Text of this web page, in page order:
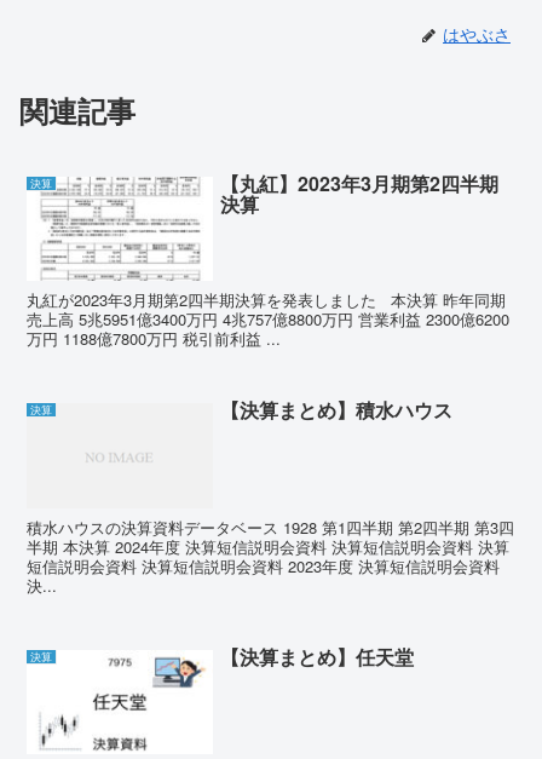
はやぶさ
関連記事
決算 【丸紅】2023年3月期第2四半期
決算
丸紅が2023年3月期第2四半期決算を発表しました 本決算 昨年同期
売上高 5兆5951億3400万円 4兆757億8800万円 営業利益 2300億6200
万円 1188億7800万円 税引前利益 ...
決算 【決算まとめ】積水ハウス
積水ハウスの決算資料データベース 1928 第1四半期 第2四半期 第3四
半期 本決算 2024年度 決算短信説明会資料 決算短信説明会資料 決算
短信説明会資料 決算短信説明会資料 2023年度 決算短信説明会資料
決...
決算 【決算まとめ】任天堂